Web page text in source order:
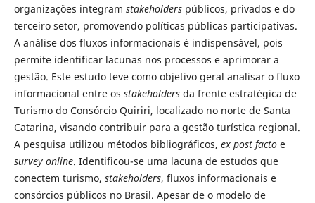
organizações integram stakeholderspúblicos, privados e do
terceiro setor, promovendo políticas públicas participativas.
A análise dos fluxos informacionais é indispensável, pois
permite identificar lacunas nos processos e aprimorar a
gestão. Este estudo teve como objetivo geral analisar o fluxo
informacional entre os stakeholdersda frente estratégica de
Turismo do Consórcio Quiriri, localizado no norte de Santa
Catarina, visando contribuir para a gestão turística regional.
A pesquisa utilizou métodos bibliográficos, ex post factoe
survey online. Identificou-se uma lacuna de estudos que
conectem turismo, stakeholders, fluxos informacionais e
consórcios públicos no Brasil. Apesar de o modelo de